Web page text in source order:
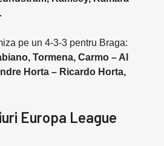
pe un 4-3-3 pentru Braga:
Tormena, Carmo – Al
Horta – Ricardo Horta,
Europa League